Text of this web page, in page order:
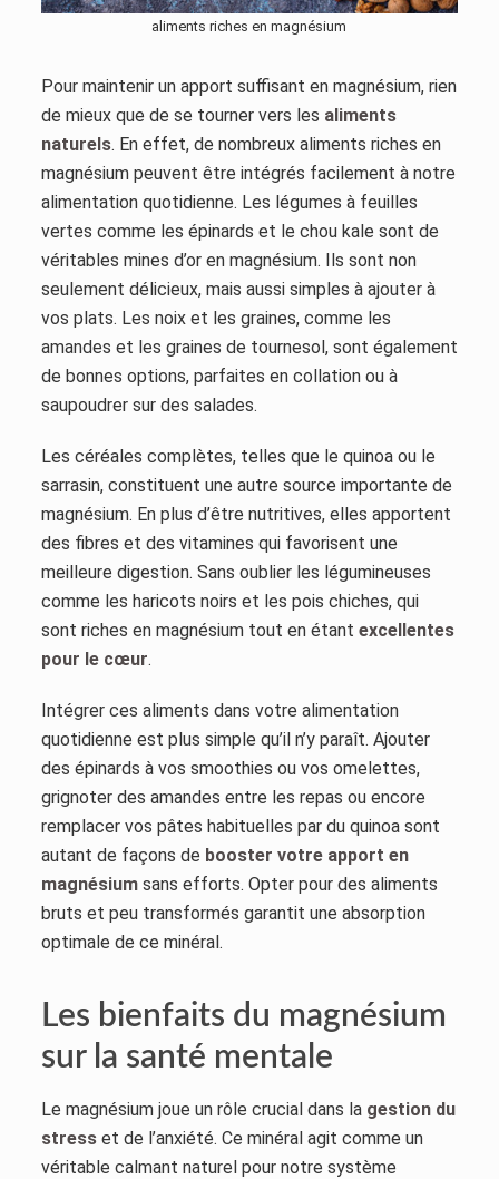
aliments riches en magnésium
Pour maintenir un apport suffisant en magnésium, rien
de mieux que de se tourner vers les aliments
naturels. En effet, de nombreux aliments riches en
magnésium peuvent être intégrés facilement à notre
alimentation quotidienne. Les légumes à feuilles
vertes comme les épinards et le chou kale sont de
véritables mines d’or en magnésium. Ils sont non
seulement délicieux, mais aussi simples à ajouter à
vos plats. Les noix et les graines, comme les
amandes et les graines de tournesol, sont également
de bonnes options, parfaites en collation ou à
saupoudrer sur des salades.
Les céréales complètes, telles que le quinoa ou le
sarrasin, constituent une autre source importante de
magnésium. En plus d’être nutritives, elles apportent
des fibres et des vitamines qui favorisent une
meilleure digestion. Sans oublier les légumineuses
comme les haricots noirs et les pois chiches, qui
sont riches en magnésium tout en étant excellentes
pour le cœur.
Intégrer ces aliments dans votre alimentation
quotidienne est plus simple qu’il n’y paraît. Ajouter
des épinards à vos smoothies ou vos omelettes,
grignoter des amandes entre les repas ou encore
remplacer vos pâtes habituelles par du quinoa sont
autant de façons de booster votre apport en
magnésiumsans efforts. Opter pour des aliments
bruts et peu transformés garantit une absorption
optimale de ce minéral.
Les bienfaits du magnésium
sur la santé mentale
Le magnésium joue un rôle crucial dans la gestion du
stresset de l’anxiété. Ce minéral agit comme un
véritable calmant naturel pour notre système